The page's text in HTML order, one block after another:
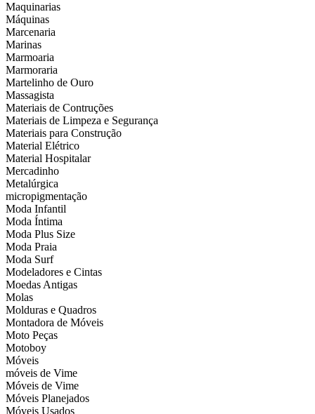
Maquinarias
Máquinas
Marcenaria
Marinas
Marmoaria
Marmoraria
Martelinho de Ouro
Massagista
Materiais de Contruções
Materiais de Limpeza e Segurança
Materiais para Construção
Material Elétrico
Material Hospitalar
Mercadinho
Metalúrgica
micropigmentação
Moda Infantil
Moda Íntima
Moda Plus Size
Moda Praia
Moda Surf
Modeladores e Cintas
Moedas Antigas
Molas
Molduras e Quadros
Montadora de Móveis
Moto Peças
Motoboy
Móveis
móveis de Vime
Móveis de Vime
Móveis Planejados
Móveis Usados